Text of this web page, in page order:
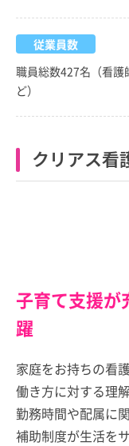
従業員数
職員総数427名（看
ど）
クリアス看
子育て支援が
躍
家庭をお持ちの看
働き方に対する理
勤務時間や配属に
補助制度が生活を